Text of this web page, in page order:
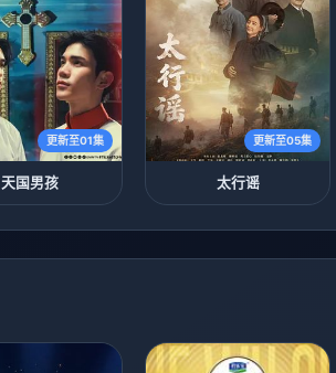
更新至01集
天国男孩
更新至05集
太行谣